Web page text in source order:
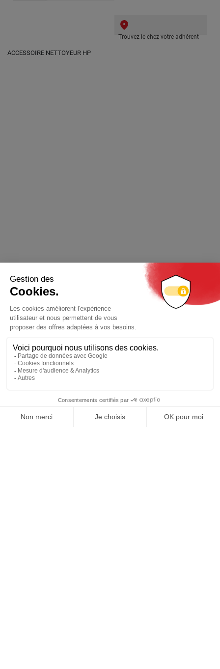
Trouvez le chez votre adhérent
ACCESSOIRE NETTOYEUR HP